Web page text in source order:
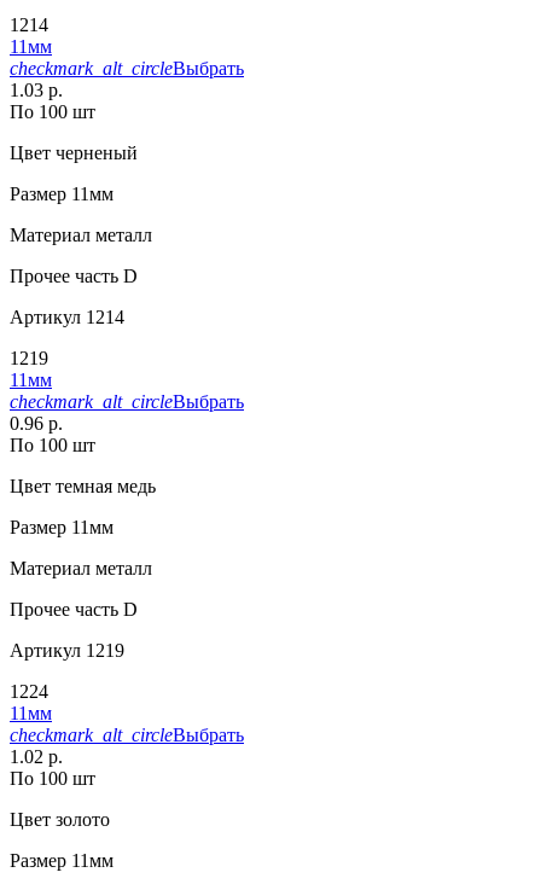
1214
11мм
checkmark_alt_circleВыбрать
1.03 р.
По 100 шт
Цвет черненый
Размер 11мм
Материал металл
Прочее часть D
Артикул 1214
1219
11мм
checkmark_alt_circleВыбрать
0.96 р.
По 100 шт
Цвет темная медь
Размер 11мм
Материал металл
Прочее часть D
Артикул 1219
1224
11мм
checkmark_alt_circleВыбрать
1.02 р.
По 100 шт
Цвет золото
Размер 11мм